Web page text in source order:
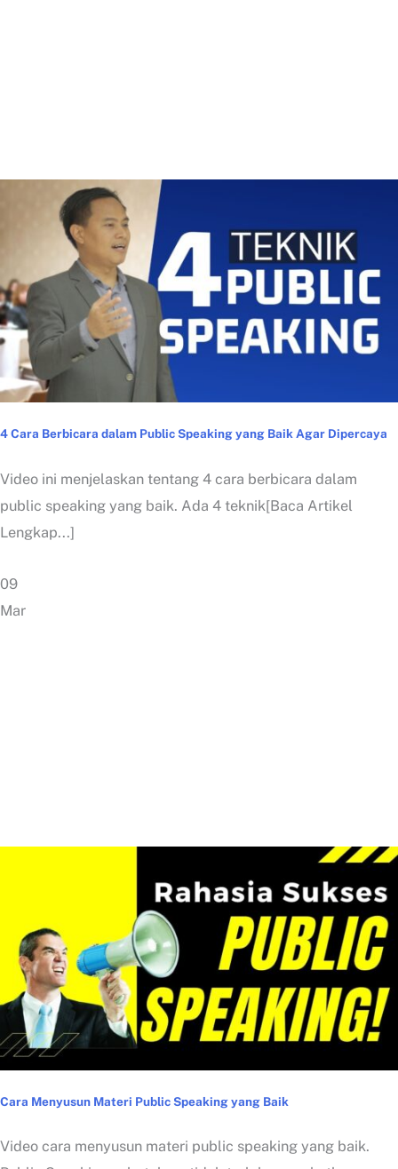
4 Cara Berbicara dalam Public Speaking yang Baik Agar Dipercaya
Video ini menjelaskan tentang 4 cara berbicara dalam
public speaking yang baik. Ada 4 teknik[Baca Artikel
Lengkap...]
09
Mar
Cara Menyusun Materi Public Speaking yang Baik
Video cara menyusun materi public speaking yang baik.